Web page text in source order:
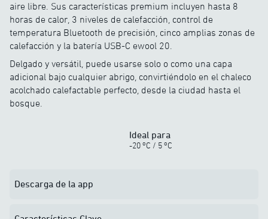
aire libre. Sus características premium incluyen hasta 8
horas de calor, 3 niveles de calefacción, control de
temperatura Bluetooth de precisión, cinco amplias zonas de
calefacción y la batería USB-C ewool 20.
Delgado y versátil, puede usarse solo o como una capa
adicional bajo cualquier abrigo, convirtiéndolo en el chaleco
acolchado calefactable perfecto, desde la ciudad hasta el
bosque.
Ideal para
-20 oC / 5 oC
Descarga de la app